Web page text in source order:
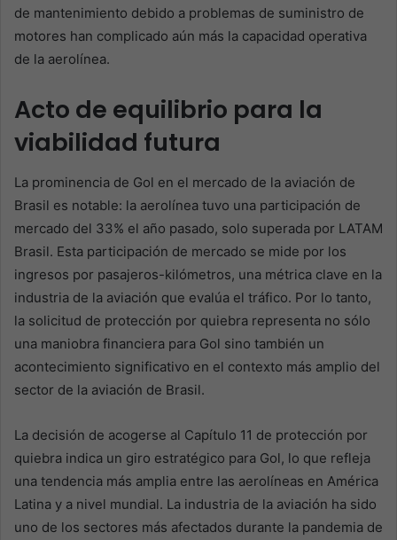
de mantenimiento debido a problemas de suministro de
motores han complicado aún más la capacidad operativa
de la aerolínea.
Acto de equilibrio para la
viabilidad futura
La prominencia de Gol en el mercado de la aviación de
Brasil es notable: la aerolínea tuvo una participación de
mercado del 33% el año pasado, solo superada por LATAM
Brasil. Esta participación de mercado se mide por los
ingresos por pasajeros-kilómetros, una métrica clave en la
industria de la aviación que evalúa el tráfico. Por lo tanto,
la solicitud de protección por quiebra representa no sólo
una maniobra financiera para Gol sino también un
acontecimiento significativo en el contexto más amplio del
sector de la aviación de Brasil.
La decisión de acogerse al Capítulo 11 de protección por
quiebra indica un giro estratégico para Gol, lo que refleja
una tendencia más amplia entre las aerolíneas en América
Latina y a nivel mundial. La industria de la aviación ha sido
uno de los sectores más afectados durante la pandemia de